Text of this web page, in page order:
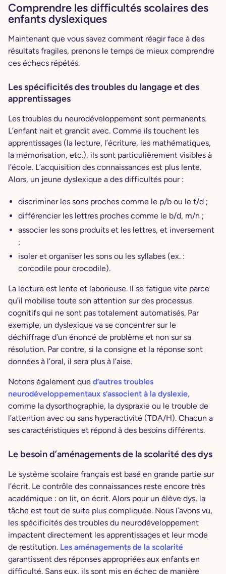
Comprendre les difficultés scolaires des
enfants dyslexiques
Maintenant que vous savez comment réagir face à des
résultats fragiles, prenons le temps de mieux comprendre
ces échecs répétés.
Les spécificités des troubles du langage et des
apprentissages
Les troubles du neurodéveloppement sont permanents.
L’enfant nait et grandit avec. Comme ils touchent les
apprentissages (la lecture, l’écriture, les mathématiques,
la mémorisation, etc.), ils sont particulièrement visibles à
l’école. L’acquisition des connaissances est plus lente.
Alors, un jeune dyslexique a des difficultés pour :
discriminer les sons proches comme le p/b ou le t/d ;
différencier les lettres proches comme le b/d, m/n ;
associer les sons produits et les lettres, et inversement
;
isoler et organiser les sons ou les syllabes (ex. :
corcodile pour crocodile).
La lecture est lente et laborieuse. Il se fatigue vite parce
qu’il mobilise toute son attention sur des processus
cognitifs qui ne sont pas totalement automatisés. Par
exemple, un dyslexique va se concentrer sur le
déchiffrage d’un énoncé de problème et non sur sa
résolution. Par contre, si la consigne et la réponse sont
données à l’oral, il sera plus à l’aise.
Notons également que d’autres troubles
neurodéveloppementaux s’associent à la dyslexie,
comme la dysorthographie, la dyspraxie ou le trouble de
l’attention avec ou sans hyperactivité (TDA/H). Chacun a
ses caractéristiques et répond à des besoins différents.
Le besoin d’aménagements de la scolarité des dys
Le système scolaire français est basé en grande partie sur
l’écrit. Le contrôle des connaissances reste encore très
académique : on lit, on écrit. Alors pour un élève dys, la
tâche est tout de suite plus compliquée. Nous l’avons vu,
les spécificités des troubles du neurodéveloppement
impactent directement les apprentissages et leur mode
de restitution. Les aménagements de la scolarité
garantissent des réponses appropriées aux enfants en
difficulté. Sans eux, ils sont mis en échec de manière